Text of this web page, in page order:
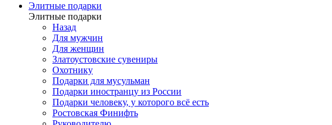
Элитные подарки
Элитные подарки
Назад
Для мужчин
Для женщин
Златоустовские сувениры
Охотнику
Подарки для мусульман
Подарки иностранцу из России
Подарки человеку, у которого всё есть
Ростовская Финифть